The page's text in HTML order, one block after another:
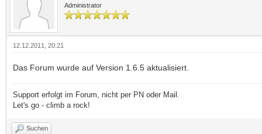
Administrator
12.12.2011, 20:21
Das Forum wurde auf Version 1.6.5 aktualisiert.
Support erfolgt im Forum, nicht per PN oder Mail.
Let's go - climb a rock!
Suchen